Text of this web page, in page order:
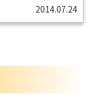
親指シフトにするようにし
が出たとこまでの流れ練
込み続けてたところ…期
2014.07.24